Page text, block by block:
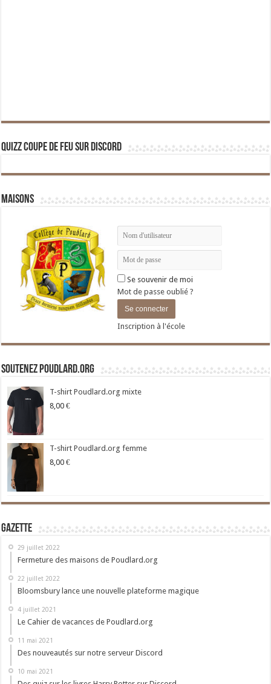
Quizz Coupe de Feu sur Discord
Maisons
Se souvenir de moi
Mot de passe oublié ?
Inscription à l'école
Soutenez Poudlard.org
T-shirt Poudlard.org mixte
8,00 €
T-shirt Poudlard.org femme
8,00 €
Gazette
29 juillet 2022
Fermeture des maisons de Poudlard.org
22 juillet 2022
Bloomsbury lance une nouvelle plateforme magique
4 juillet 2021
Le Cahier de vacances de Poudlard.org
11 mai 2021
Des nouveautés sur notre serveur Discord
10 mai 2021